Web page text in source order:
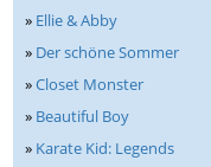
» Ellie & Abby
» Der schöne Sommer
»Closet Monster
» Beautiful Boy
» Karate Kid: Legends